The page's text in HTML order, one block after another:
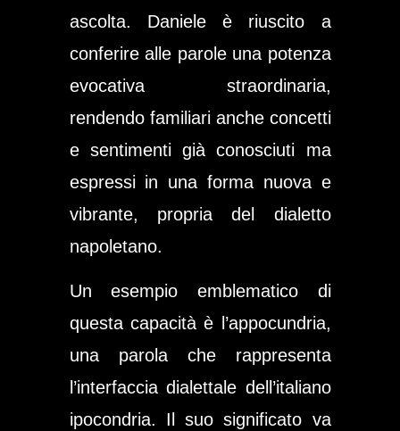
ascolta. Daniele è riuscito a
conferire alle parole una potenza
evocativa straordinaria,
rendendo familiari anche concetti
e sentimenti già conosciuti ma
espressi in una forma nuova e
vibrante, propria del dialetto
napoletano.
Un esempio emblematico di
questa capacità è l’appocundria,
una parola che rappresenta
l’interfaccia dialettale dell’italiano
ipocondria. Il suo significato va